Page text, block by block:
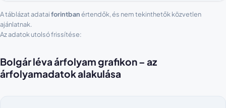
A táblázat adataiforintbanértendők, és nem tekinthetők közvetlen
ajánlatnak.
Az adatok utolsó frissítése:
Bolgár léva árfolyam grafikon – az
árfolyamadatok alakulása